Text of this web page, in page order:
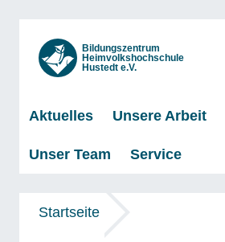
Bildungszentrum
Heimvolkshochschule
Hustedt e.V.
Aktuelles Unsere Arbeit
Unser Team Service
Startseite